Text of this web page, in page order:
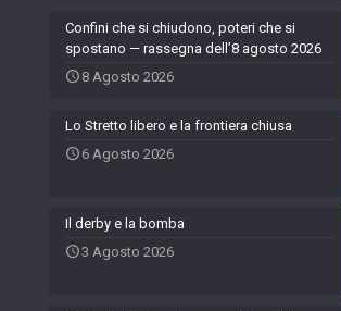
Confini che si chiudono, poteri che si
spostano — rassegna dell’8 agosto 2026
8 Agosto 2026
Lo Stretto libero e la frontiera chiusa
6 Agosto 2026
Il derby e la bomba
3 Agosto 2026